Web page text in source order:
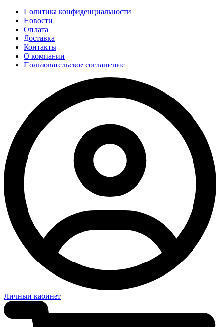
Политика конфиденциальности
Новости
Оплата
Доставка
Контакты
О компании
Пользовательское соглашение
Личный кабинет